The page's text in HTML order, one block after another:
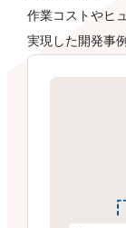
作業コストやヒ
実現した開発事